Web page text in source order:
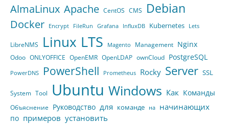
AlmaLinux Apache CentOS CMS Debian
Docker Encrypt FileRun Grafana InfluxDB Kubernetes Lets
LibreNMS Linux LTS Magento Management Nginx
Odoo ONLYOFFICE OpenEMR OpenLDAP ownCloud PostgreSQL
PowerDNS PowerShell Prometheus Rocky Server SSL
System Tool Ubuntu Windows Как Команды
Объяснение Руководство для команде на начинающих
по примеров установить